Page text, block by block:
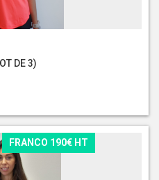
DE 3)
FRANCO 190€ HT